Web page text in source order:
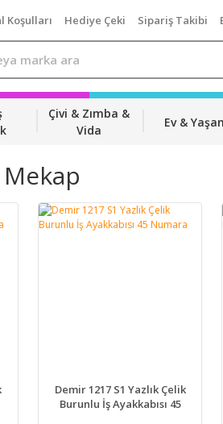
Koşulları Hediye Çeki Sipariş Takibi
Çivi & Zımba &
Vida
Ev &
Mekap
Demir 1217 S1 Yazlık Çelik
Burunlu İş Ayakkabısı 45